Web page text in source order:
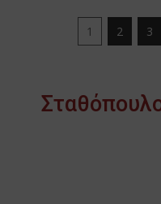
1 2 3